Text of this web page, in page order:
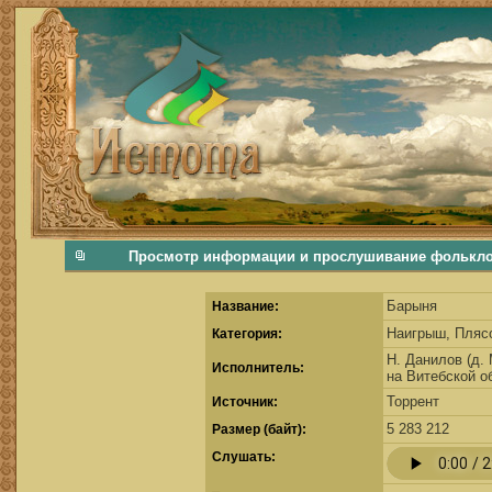
фольклорная музыка, фольклор хороводы бабушки русские народные песни послушать скачать каталог фольклора Скачать Поиск музыки, поиск фольклора, искать песни, как пели
Просмотр информации и прослушивание
Название: Барыня
Категория:
Наигрыш,
Исполнитель:
Н. Данилов (д.
на Витебской
Источник: Торрент
Размер (байт):
5 283 212
Cлушать: